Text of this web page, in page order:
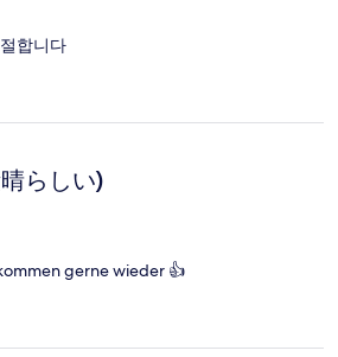
합니다
らしい)
gerne wieder 👍